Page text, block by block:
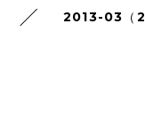
2013-03（